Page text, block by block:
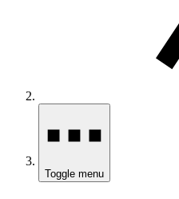
Toggle menu